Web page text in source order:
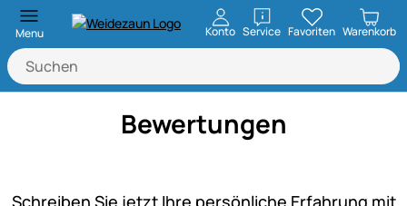
Menu Konto ServiceöffnenFavoriten Warenkorb
Bewertungen
Schreiben Sie jetzt Ihre persönliche Erfahrung mit